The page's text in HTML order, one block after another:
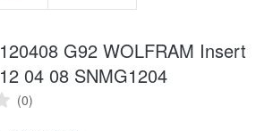
G92 WOLFRAM Insert
04 08 SNMG1204
(0)